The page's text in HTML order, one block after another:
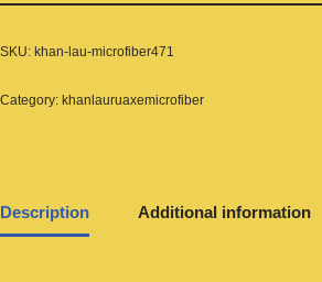
SKU: khan-lau-microfiber471
Category: khanlauruaxemicrofiber
Description Additional information